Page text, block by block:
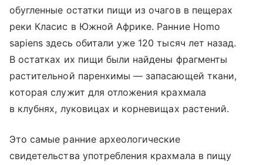
обугленные остатки пищи из очагов в пещерах
реки Класис в Южной Африке. Ранние Homo
sapiens здесь обитали уже 120 тысяч лет назад.
В остатках их пищи были найдены фрагменты
растительной паренхимы — запасающей ткани,
которая служит для отложения крахмала
в клубнях, луковицах и корневищах растений.
Это самые ранние археологические
свидетельства употребления крахмала в пищу